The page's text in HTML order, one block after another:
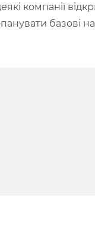
компанії
базові